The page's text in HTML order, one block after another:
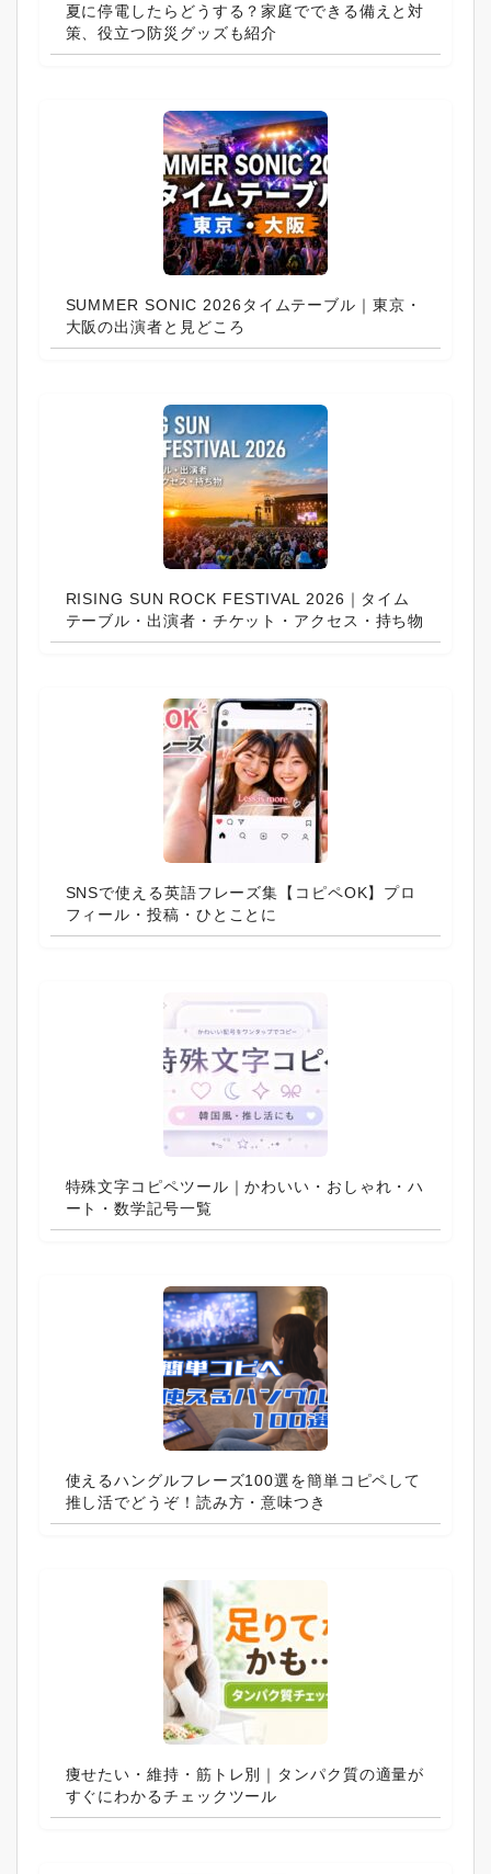
夏に停電したらどうする？家庭でできる備えと対
策、役立つ防災グッズも紹介
SUMMER SONIC 2026タイムテーブル｜東京・
大阪の出演者と見どころ
RISING SUN ROCK FESTIVAL 2026｜タイム
テーブル・出演者・チケット・アクセス・持ち物
SNSで使える英語フレーズ集【コピペOK】プロ
フィール・投稿・ひとことに
特殊文字コピペツール｜かわいい・おしゃれ・ハ
ート・数学記号一覧
使えるハングルフレーズ100選を簡単コピペして
推し活でどうぞ！読み方・意味つき
痩せたい・維持・筋トレ別｜タンパク質の適量が
すぐにわかるチェックツール